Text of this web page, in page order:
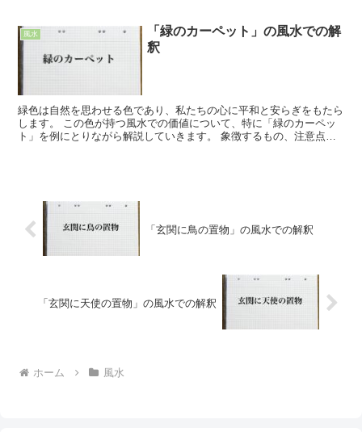
風水
「緑のカーペット」の風水での解
釈
緑色は自然を思わせる色であり、私たちの心に平和と安らぎをもたら
します。 この色が持つ風水での価値について、特に「緑のカーペッ
ト」を例にとりながら解説していきます。 象徴するもの、注意点、
「玄関に鳥の置物」の風水での解釈
「玄関に天使の置物」の風水での解釈
ホーム 風水